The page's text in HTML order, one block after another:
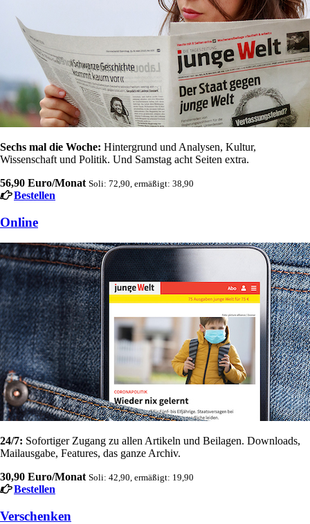
Sechs mal die Woche: Hintergrund und Analysen, Kultur,
Wissenschaft und Politik. Und Samstag acht Seiten extra.
56,90 Euro/Monat Soli: 72,90, ermäßigt: 38,90
Bestellen
Online
24/7: Sofortiger Zugang zu allen Artikeln und Beilagen. Downloads,
Mailausgabe, Features, das ganze Archiv.
30,90 Euro/Monat Soli: 42,90, ermäßigt: 19,90
Bestellen
Verschenken